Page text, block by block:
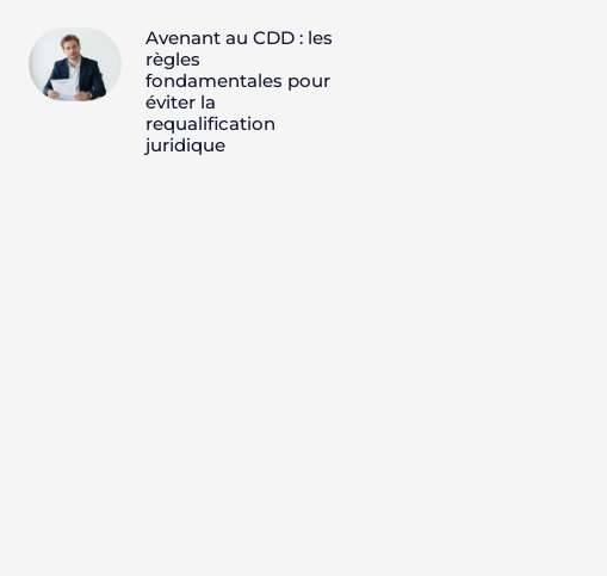
Avenant au CDD : les
règles
fondamentales pour
éviter la
requalification
juridique